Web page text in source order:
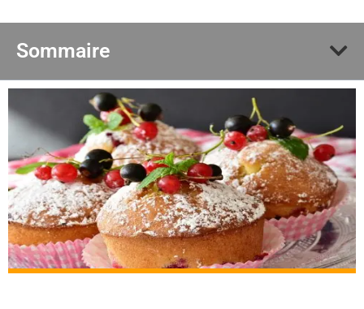
Sommaire